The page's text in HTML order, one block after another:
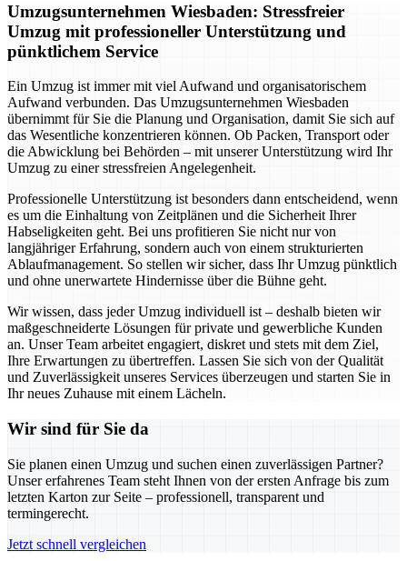
Umzugsunternehmen Wiesbaden: Stressfreier
Umzug mit professioneller Unterstützung und
pünktlichem Service
Ein Umzug ist immer mit viel Aufwand und organisatorischem
Aufwand verbunden. Das Umzugsunternehmen Wiesbaden
übernimmt für Sie die Planung und Organisation, damit Sie sich auf
das Wesentliche konzentrieren können. Ob Packen, Transport oder
die Abwicklung bei Behörden – mit unserer Unterstützung wird Ihr
Umzug zu einer stressfreien Angelegenheit.
Professionelle Unterstützung ist besonders dann entscheidend, wenn
es um die Einhaltung von Zeitplänen und die Sicherheit Ihrer
Habseligkeiten geht. Bei uns profitieren Sie nicht nur von
langjähriger Erfahrung, sondern auch von einem strukturierten
Ablaufmanagement. So stellen wir sicher, dass Ihr Umzug pünktlich
und ohne unerwartete Hindernisse über die Bühne geht.
Wir wissen, dass jeder Umzug individuell ist – deshalb bieten wir
maßgeschneiderte Lösungen für private und gewerbliche Kunden
an. Unser Team arbeitet engagiert, diskret und stets mit dem Ziel,
Ihre Erwartungen zu übertreffen. Lassen Sie sich von der Qualität
und Zuverlässigkeit unseres Services überzeugen und starten Sie in
Ihr neues Zuhause mit einem Lächeln.
Wir sind für Sie da
Sie planen einen Umzug und suchen einen zuverlässigen Partner?
Unser erfahrenes Team steht Ihnen von der ersten Anfrage bis zum
letzten Karton zur Seite – professionell, transparent und
termingerecht.
Jetzt schnell vergleichen